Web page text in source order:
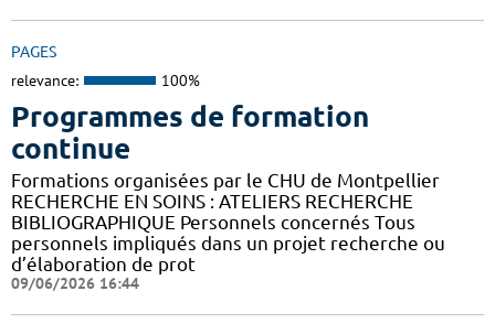
PAGES
relevance: 100%
Programmes de formation
continue
Formations organisées par le CHU de Montpellier
RECHERCHE EN SOINS : ATELIERS RECHERCHE
BIBLIOGRAPHIQUE Personnels concernés Tous
personnels impliqués dans un projet recherche ou
d’élaboration de prot
09/06/2026 16:44